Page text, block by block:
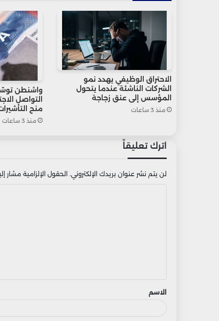
الاحتراق الوظيفي يهدد نمو
الشركات الناشئة عندما يتحول
المؤسس إلى عنق زجاجة
منذ 3 ساعات
واشنطن
التواصل
منح
منذ 3 ساعات
اترك تعليقاً
لن يتم نشر عنوان بريدك الإلكتروني. الحقول الإلزامية مشار
ق
الاسم